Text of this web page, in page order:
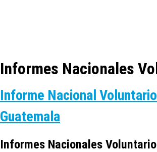
Informes Nacionales
Informe Nacional
Guatemala
Informes Nacionales